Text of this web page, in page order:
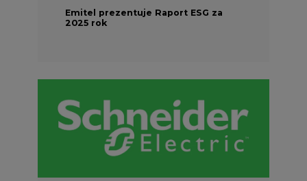
Emitel prezentuje Raport ESG za
2025 rok